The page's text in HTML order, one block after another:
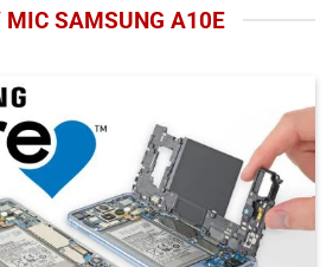
MIC SAMSUNG A10E